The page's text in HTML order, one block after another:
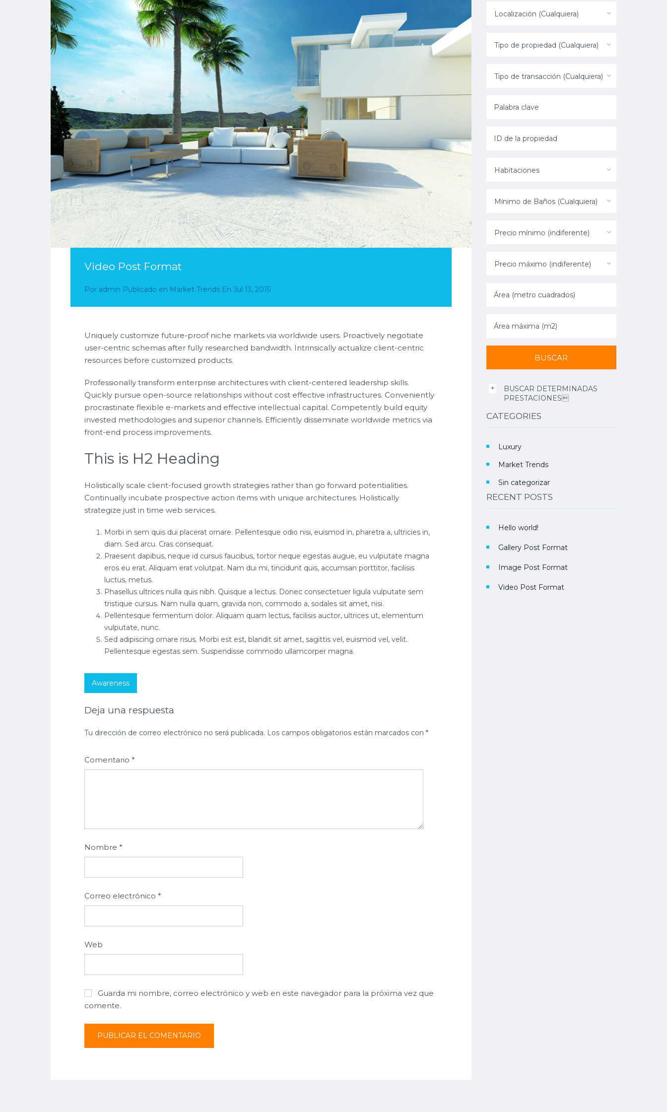
Video Post Format
Por admin Publicado en Market Trends En Jul 13, 2015
Uniquely customize future-proof niche markets via worldwide users. Proactively negotiate
user-centric schemas after fully researched bandwidth. Intrinsically actualize client-centric
resources before customized products.
Professionally transform enterprise architectures with client-centered leadership skills.
Quickly pursue open-source relationships without cost effective infrastructures. Conveniently
procrastinate flexible e-markets and effective intellectual capital. Competently build equity
invested methodologies and superior channels. Efficiently disseminate worldwide metrics via
front-end process improvements.
This is H2 Heading
Holistically scale client-focused growth strategies rather than go forward potentialities.
Continually incubate prospective action items with unique architectures. Holistically
strategize just in time web services.
Morbi in sem quis dui placerat ornare. Pellentesque odio nisi, euismod in, pharetra a, ultricies in,
diam. Sed arcu. Cras consequat.
Praesent dapibus, neque id cursus faucibus, tortor neque egestas augue, eu vulputate magna
eros eu erat. Aliquam erat volutpat. Nam dui mi, tincidunt quis, accumsan porttitor, facilisis
luctus, metus.
Phasellus ultrices nulla quis nibh. Quisque a lectus. Donec consectetuer ligula vulputate sem
tristique cursus. Nam nulla quam, gravida non, commodo a, sodales sit amet, nisi.
Pellentesque fermentum dolor. Aliquam quam lectus, facilisis auctor, ultrices ut, elementum
vulputate, nunc.
Sed adipiscing ornare risus. Morbi est est, blandit sit amet, sagittis vel, euismod vel, velit.
Pellentesque egestas sem. Suspendisse commodo ullamcorper magna.
Awareness
Deja una respuesta
Tu dirección de correo electrónico no será publicada. Los campos obligatorios están marcados con *
Comentario *
Nombre *
Correo electrónico *
Web
Guarda mi nombre, correo electrónico y web en este navegador para la próxima vez que
comente.
Localización (Cualquiera)
Tipo de propiedad (Cualquiera)
Tipo de transacción (Cualquiera)
Habitaciones
Mínimo de Baños (Cualquiera)
Precio mínimo (indiferente)
Precio máximo (indiferente)
BUSCAR DETERMINADAS
PRESTACIONES
CATEGORIES
Luxury
Market Trends
Sin categorizar
RECENT POSTS
Hello world!
Gallery Post Format
Image Post Format
Video Post Format